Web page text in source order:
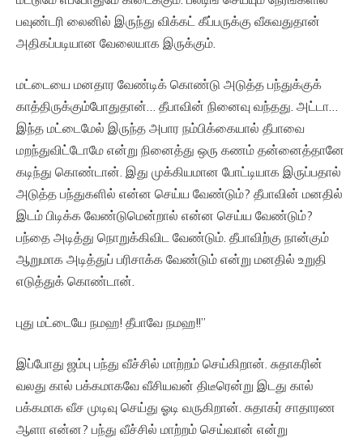
பவுண்டரி லைனில் இருந்து விக்கட் கீப்பருக்கு வீசுவதுதான்
அதிகப்படியான வேலையாக இருக்கும்.
மட்டையை மனதார வேண்டிக் கொண்டு அடுத்த பந்துக்குக்
காத்திருக்கும்போதுதான்… தீபாவின் நினைவு வந்தது. அட்டா…
இந்த மட்டைமேல் இருந்த அபார நம்பிக்கையால் தீபாவை
மறந்துவிட்டோமே என்று நினைத்து ஒரு கணம் தன்னைத்தானே
கடிந்து கொண்டான். இது முக்கியமான போட்டியாக இருப்பதால்
அடுத்த பந்துகளில் என்ன செய்ய வேண்டும்? தீபாவின் மனதில்
இடம் பிடிக்க வேண்டுமென்றால் என்ன செய்ய வேண்டும்?
பந்தை அடித்து நொறுக்கிவிட வேண்டும். தீபாவிற்கு நான்கும்
ஆறுமாக அடித்துப் பரிசாக்க வேண்டும் என்று மனதில் உறுதி
எடுத்துக் கொண்டான்.
புது மட்டையே நமஹ! தீபாவே நமஹ!!”
இப்போது ஜம்பு பந்து வீச்சில் மாற்றம் செய்கிறான். சுதாகரின்
வலது கால் பக்கமாகவே வீசியவன் திடீரென்று இடது கால்
பக்கமாக வீச முடிவு செய்து ஓடி வருகிறான். சுதாகர் சாதாரண
ஆளா என்ன? பந்து வீச்சில் மாற்றம் செய்வான் என்று